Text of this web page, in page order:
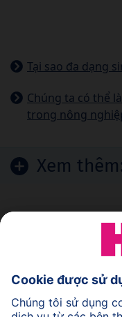
Tại sao đa dạng
Chúng ta có thể
trong nông
Xem